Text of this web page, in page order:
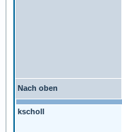
Nach oben
kscholl